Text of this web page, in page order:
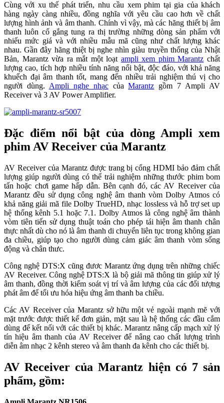
Cùng với xu thế phát triển, nhu cầu xem phim tại gia của khách
hàng ngày càng nhiều, đồng nghĩa với yêu cầu cao hơn về chất
lượng hình ảnh và âm thanh. Chính vì vậy, mà các hãng thiết bị âm
thanh luôn cố gắng tung ra thị trường những dòng sản phẩm với
nhiếu mức giá và với nhiều mẫu mã cũng như chất lượng khác
nhau. Gần đây hãng thiệt bị nghe nhìn giàu truyền thống của Nhật
Bản, Marantz vừa ra mắt một loạt ampli xem phim Marantz chất
lượng cao, tích hợp nhiều tính năng nổi bật, độc đáo, với khả năng
khuếch đại âm thanh tốt, mang đến nhiều trải nghiệm thú vị cho
người dùng. Ampli nghe nhạccủaMarantz gồm 7 Ampli AV
Receiver và 3 AV Power Amplifier.
Đặc điểm nổi bật của dòng Ampli xem
phim AV Receiver của Marantz
AV Receiver của Marantz được trang bị cổng HDMI bảo đảm chất
lượng giúp người dùng có thể trải nghiệm những thước phim bom
tấn hoặc chơi game hấp dẫn. Bên cạnh đó, các AV Receiver của
Marantz đều sử dụng công nghệ âm thanh vòm Dolby Atmos có
khả năng giải mã file Dolby TrueHD, nhạc lossless và hỗ trợ set up
hệ thống kênh 5.1 hoặc 7.1. Dolby Atmos là công nghệ âm thành
vòm tiên tiến sử dụng thuật toán cho phép tái hiện âm thanh chân
thực nhất dù cho nó là âm thanh di chuyển liên tục trong không gian
đa chiều, giúp tạo cho người dùng cảm giác âm thanh vòm sống
động và chân thưc.
Công nghệ DTS:X cũng đươc Marantz ứng dụng trên những chiếc
AV Receiver. Công nghệ DTS:X là bộ giải mã thông tin giúp xử lý
âm thanh, đồng thời kiểm soát vị trí và âm lượng của các đối tượng
phát âm để tối ưu hóa hiệu ứng âm thanh ba chiều.
Các AV Receiver của Marantz sở hữu một vẻ ngoài mạnh mẽ với
mặt trước được thiết kế đơn giản, mặt sau là hệ thống các đầu cắm
dùng để kết nối với các thiết bị khác. Marantz nâng cấp mạch xử lý
tín hiệu âm thanh của AV Receiver để nâng cao chất lượng trình
diễn âm nhạc 2 kênh stereo và âm thanh đa kênh cho các thiết bị.
AV Receiver của Marantz hiện có 7 sản
phẩm, gồm: